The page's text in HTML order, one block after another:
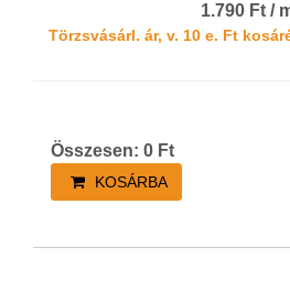
1.790 Ft /
Törzsvásárl. ár, v. 10 e. Ft
Összesen: 0 Ft
KOSÁRBA